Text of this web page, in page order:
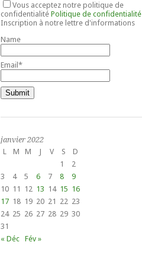
Vous acceptez notre politique de
confidentialité Politique de confidentialité
Inscription à notre lettre d'informations
Name
Email*
janvier 2022
L
M M J V S
D
1
2
3
4 5 6 7 8
9
10 11 12 13 14 15 16
17 18 19 20 21 22 23
24 25 26 27 28 29 30
31
« Déc
Fév »